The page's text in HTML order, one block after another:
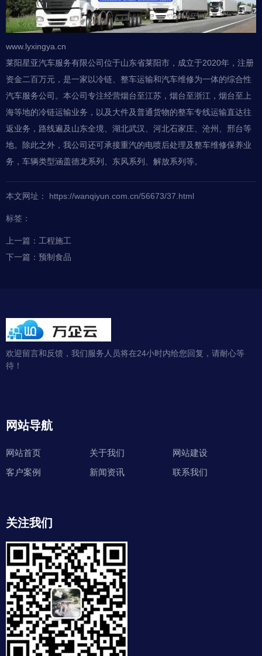
www.lyxingya.cn
莱阳星亚汽车服务有限公司位于山东省莱阳市，成立于2020年，注册
资金二百万元，是一家以冷链、整车运输和汽车维修为一体的综合性
汽车服务公司。本公司专注经营烟台至江苏，烟台至浙江，烟台至上
海等地的冷链运输业务，以及大件及普通货物的整车专线运输直达往
返业务，路线遍及山东全境、湖北武汉、河北石家庄、沧州、邢台等
地。除此之外，我公司还可承接重汽的电喷后处理及整车维修保养业
务，车辆类型涵盖德龙系列、东风系列、解放系列等。
本文网址： https://wanqiyun.com.cn/56673/37.html
标签：
上一篇： 工程施工
下一篇： 预制食品
欢迎留言和反馈，我们服务人员将在24小时内给您回复，请耐心等
待！
网站导航
网站首页 关于我们
网站建设
客户案例
新闻资讯 联系我们
关注我们